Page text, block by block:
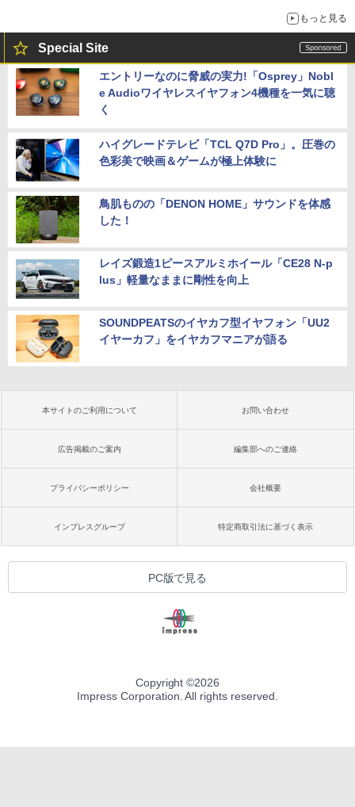
もっと見る
Special Site
エントリーなのに脅威の実力!「Osprey」Nobl
e Audioワイヤレスイヤフォン4機種を一気に聴
く
ハイグレードテレビ「TCL Q7D Pro」。圧巻の
色彩美で映画＆ゲームが極上体験に
鳥肌ものの「DENON HOME」サウンドを体感
した！
レイズ鍛造1ピースアルミホイール「CE28 N-p
lus」軽量なままに剛性を向上
SOUNDPEATSのイヤカフ型イヤフォン「UU2
イヤーカフ」をイヤカフマニアが語る
本サイトのご利用について お問い合わせ
広告掲載のご案内 編集部へのご連絡
プライバシーポリシー 会社概要
インプレスグループ 特定商取引法に基づく表示
PC版で見る
Copyright ©2026
Impress Corporation. All rights reserved.